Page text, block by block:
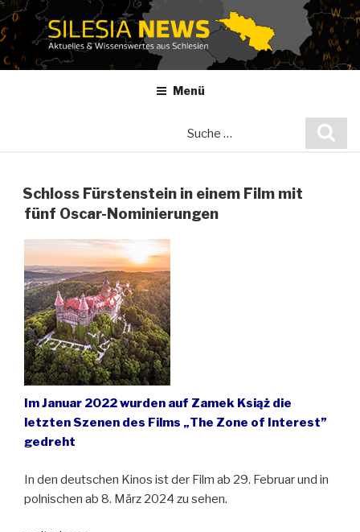
Zum
Inhalt
springen
Menü
Schloss Fürstenstein in einem Film mit
fünf Oscar-Nominierungen
Im Januar 2022 wurden auf Zamek Książ die
letzten Szenen des Films „The Zone of Interest”
gedreht
In den deutschen Kinos ist der Film ab 29. Februar und in
polnischen ab 8. März 2024 zu sehen.